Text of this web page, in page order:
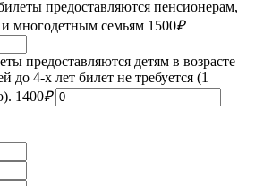
предоставляются пенсионерам,
многодетным семьям 1500₽
предоставляются детям в возрасте
до 4-х лет билет не требуется (1
1400₽